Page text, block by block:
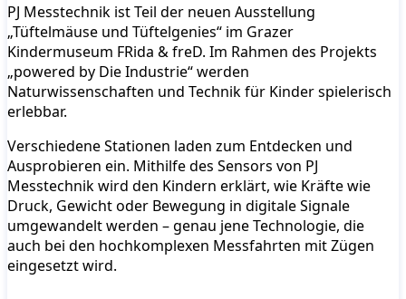
PJ Messtechnik ist Teil der neuen Ausstellung
„Tüftelmäuse und Tüftelgenies“ im Grazer
Kindermuseum FRida & freD. Im Rahmen des Projekts
„powered by Die Industrie“ werden
Naturwissenschaften und Technik für Kinder spielerisch
erlebbar.
Verschiedene Stationen laden zum Entdecken und
Ausprobieren ein. Mithilfe des Sensors von PJ
Messtechnik wird den Kindern erklärt, wie Kräfte wie
Druck, Gewicht oder Bewegung in digitale Signale
umgewandelt werden – genau jene Technologie, die
auch bei den hochkomplexen Messfahrten mit Zügen
eingesetzt wird.